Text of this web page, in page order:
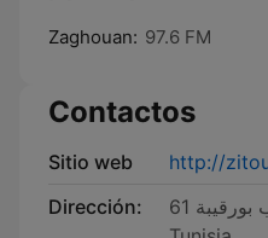
Zaghouan: 97.6 FM
Contactos
Sitio web
http://
Dirección:
61 شارع الحبيب بورقيبة Carthage,